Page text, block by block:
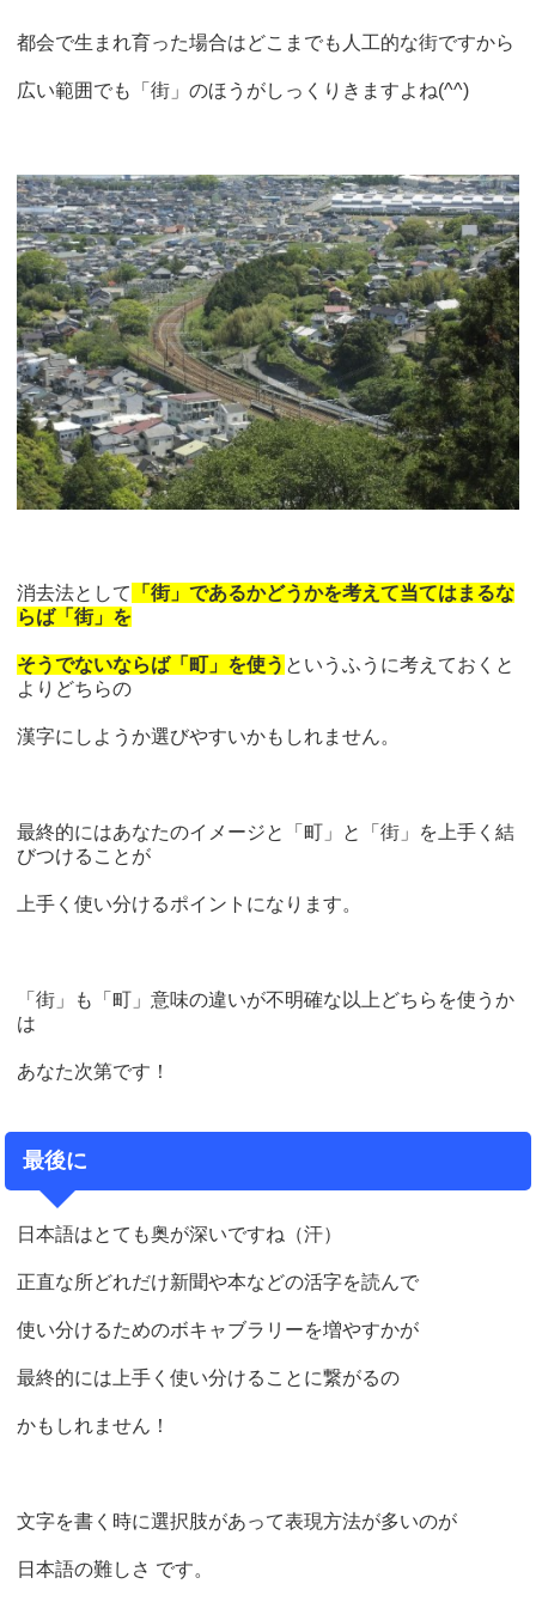
都会で生まれ育った場合はどこまでも人工的な街ですから
広い範囲でも「街」のほうがしっくりきますよね(^^)
消去法として
「街」であるかどうかを考えて当てはまるな
らば「街」を
そうでないならば「町」を使う というふうに考えておくと
よりどちらの
漢字にしようか選びやすいかもしれません。
最終的にはあなたのイメージと「町」と「街」を上手く結
びつけることが
上手く使い分けるポイントになります。
「街」も「町」意味の違いが不明確な以上どちらを使うか
は
あなた次第です！
最後に
日本語はとても奥が深いですね（汗）
正直な所どれだけ新聞や本などの活字を読んで
使い分けるためのボキャブラリーを増やすかが
最終的には上手く使い分けることに繋がるの
かもしれません！
文字を書く時に選択肢があって表現方法が多いのが
日本語の難しさ です。